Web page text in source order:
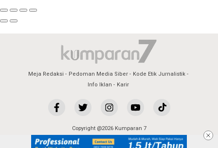
Meja Redaksi Pedoman Media Siber
Kode Etik Jurnalistik
Info Iklan
Karir
Copyright @2026 Kumparan 7
All Rights Reserved